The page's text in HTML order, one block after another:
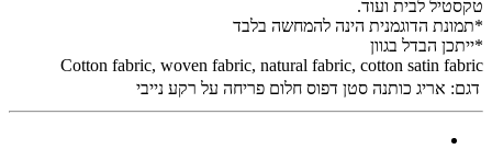
טקסטיל לבית ועוד.
*תמונת הדוגמנית הינה להמחשה בלבד
*ייתכן הבדל בגוון
Cotton fabric, woven fabric, natural fabric, cotton satin fabric
דגם: אריג כותנה סטן דפוס חלום פריחה על רקע נייבי